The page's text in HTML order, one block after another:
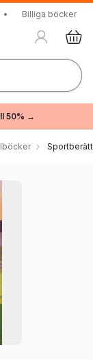
• Billiga böcker
50% →